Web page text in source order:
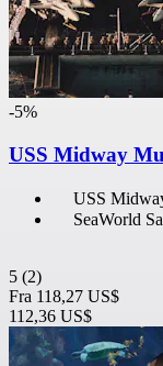
-5%
USS Midway
USS
SeaWorld
5 (2)
Fra 118,27 US$
112,36 US$